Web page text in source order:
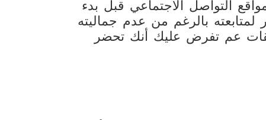
التواصل الاجتماعي قبل بدء
بالرغم من عدم جماليته
عم تفرض عليك أنك تحضر